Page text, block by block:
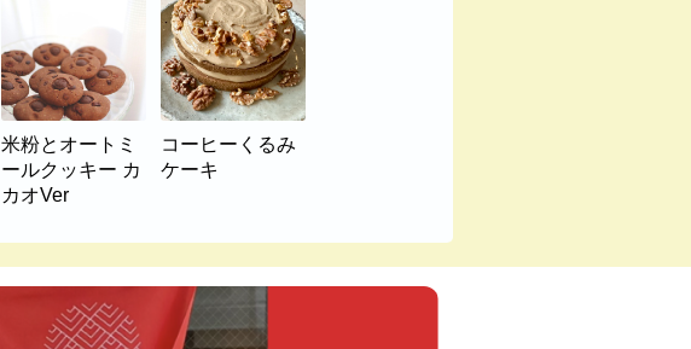
米粉とオートミ
ールクッキー カ
カオVer
コーヒーくるみ
ケーキ